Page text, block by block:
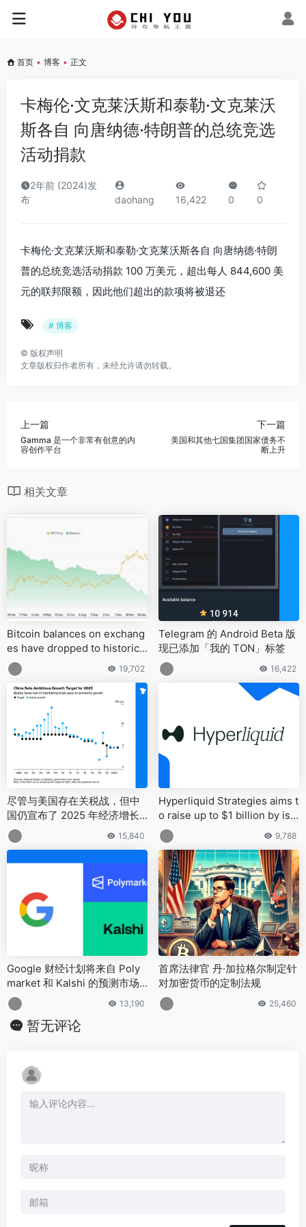
首页 • 博客 • 正文
卡梅伦·文克莱沃斯和泰勒·文克莱沃
斯各自 向唐纳德·特朗普的总统竞选
活动捐款
2年前 (2024)发
布
daohang 16,422 0 0
卡梅伦·文克莱沃斯和泰勒·文克莱沃斯各自 向唐纳德·特朗
普的总统竞选活动捐款 100 万美元，超出每人 844,600 美
元的联邦限额，因此他们超出的款项将被退还
# 博客
© 版权声明
文章版权归作者所有，未经允许请勿转载。
上一篇
Gamma 是一个非常有创意的内
容创作平台
下一篇
美国和其他七国集团国家债务不
断上升
相关文章
Bitcoin balances on exchang
es have dropped to historic l
ows
19,702
Telegram 的 Android Beta 版
现已添加「我的 TON」标签
16,422
尽管与美国存在关税战，但中
国仍宣布了 2025 年经济增长
目标，约为 5%，与 2024 年的
水平持平
15,840
Hyperliquid Strategies aims t
o raise up to $1 billion by iss
uing 160 million shares 9,788
Google 财经计划将来自 Poly
market 和 Kalshi 的预测市场
数据直接显示在搜索结果中13,190
首席法律官 丹·加拉格尔制定针
对加密货币的定制法规
25,460
暂无评论